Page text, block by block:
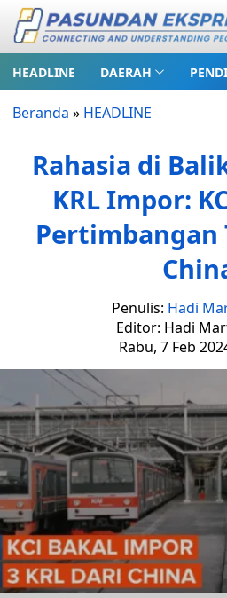
HEADLINE DAERAH
Beranda » HEADLINE
Rahasia di
KRL Impor:
Pertimbangan
Penulis: Hadi
Editor: Hadi
Rabu, 7 Feb